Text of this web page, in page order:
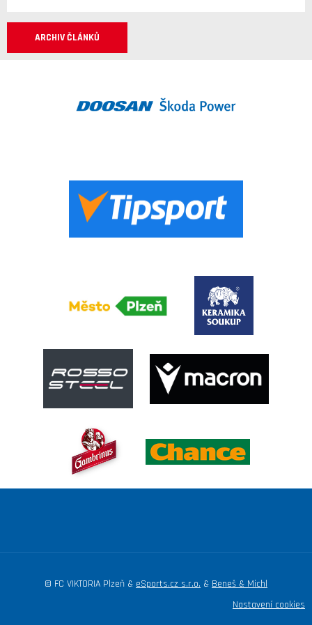
ARCHIV ČLÁNKŮ
© FC VIKTORIA Plzeň & eSports.cz s.r.o. & Beneš & Michl
Nastavení cookies